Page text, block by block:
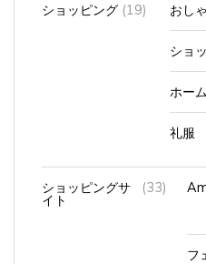
ショッピング (19) おし
ショ
ホー
礼服
ショッピングサ
イト
(33)
フ